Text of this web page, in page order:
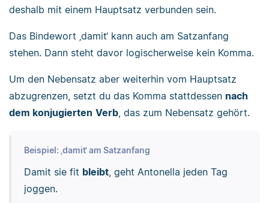
deshalb mit einem Hauptsatz verbunden sein.
Das Bindewort ‚damit‘ kann auch am Satzanfang
stehen. Dann steht davor logischerweise kein Komma.
Um den Nebensatz aber weiterhin vom Hauptsatz
abzugrenzen, setzt du das Komma stattdessen nach
dem konjugierten Verb , das zum Nebensatz gehört.
Beispiel: ‚damit‘ am Satzanfang
Damit sie fit bleibt, geht Antonella jeden Tag
joggen.